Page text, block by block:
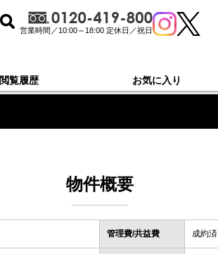
営業時間／10:00～18:00 定休日／祝日
閲覧履歴 お気に入り
物件概要
管理費/共益費 成約済